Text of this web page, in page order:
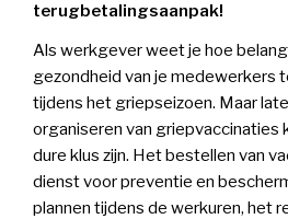
terugbetalingsaanpak!
Als werkgever weet je hoe
gezondheid van je medewerkers
tijdens het griepseizoen. Maar
organiseren van griepvaccinaties
dure klus zijn. Het bestellen van
dienst voor preventie en
plannen tijdens de werkuren, het